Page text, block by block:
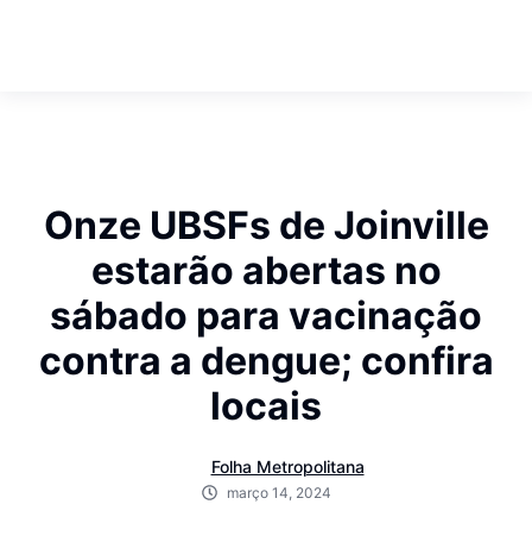
Onze UBSFs de Joinville
estarão abertas no
sábado para vacinação
contra a dengue; confira
locais
Folha Metropolitana
março 14, 2024